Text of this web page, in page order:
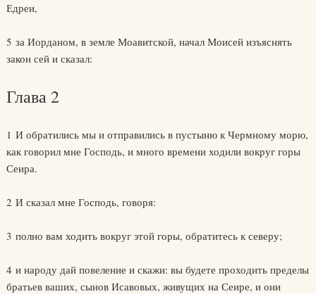
Едреи,
5 за Иорданом, в земле Моавитской, начал Моисей изъяснять
закон сей и сказал:
Глава 2
1 И обратились мы и отправились в пустыню к Чермному морю,
как говорил мне Господь, и много времени ходили вокруг горы
Сеира.
2 И сказал мне Господь, говоря:
3 полно вам ходить вокруг этой горы, обратитесь к северу;
4 и народу дай повеление и скажи: вы будете проходить пределы
братьев ваших, сынов Исавовых, живущих на Сеире, и они